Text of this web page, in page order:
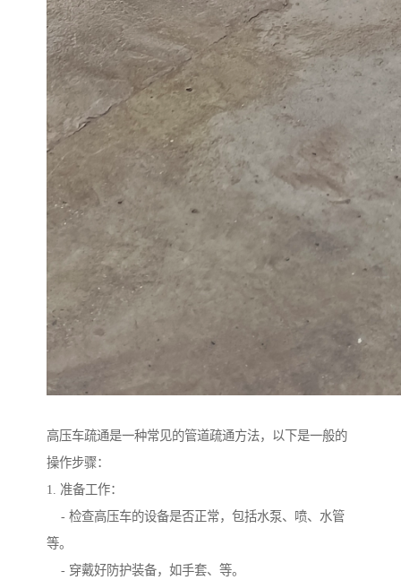
高压车疏通是一种常见的管道疏通方法，以下是一般的
操作步骤：
1. 准备工作：
- 检查高压车的设备是否正常，包括水泵、喷、水管
等。
- 穿戴好防护装备，如手套、等。